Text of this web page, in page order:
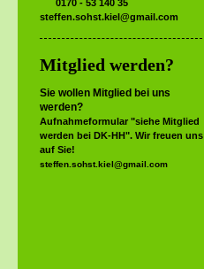
0170 - 53 140 35
steffen.sohst.kiel@gmail.com
Mitglied werden?
Sie wollen Mitglied bei uns
werden?
Aufnahmeformular "siehe Mitglied
werden bei DK-HH". Wir freuen uns
auf Sie!
steffen.sohst.kiel@gmail.com